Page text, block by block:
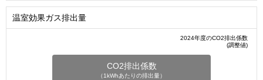
温室効果ガス排出量
2024年度のCO2排出係数
(調整値)
CO2排出係数
（1kWhあたりの排出量）